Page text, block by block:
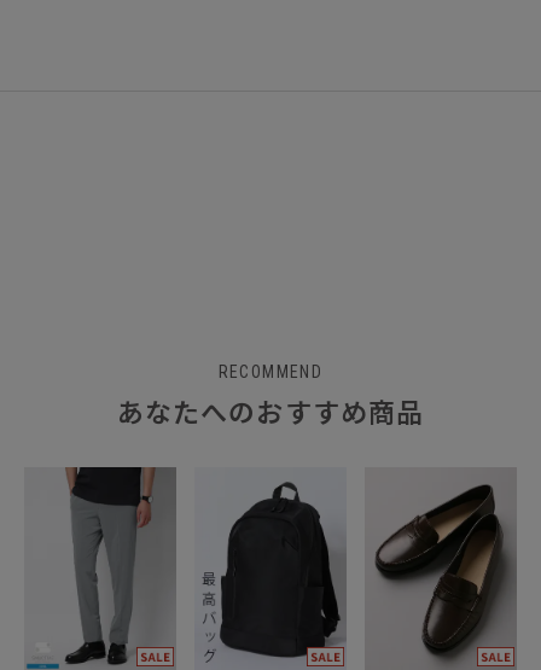
RECOMMEND
あなたへのおすすめ商品